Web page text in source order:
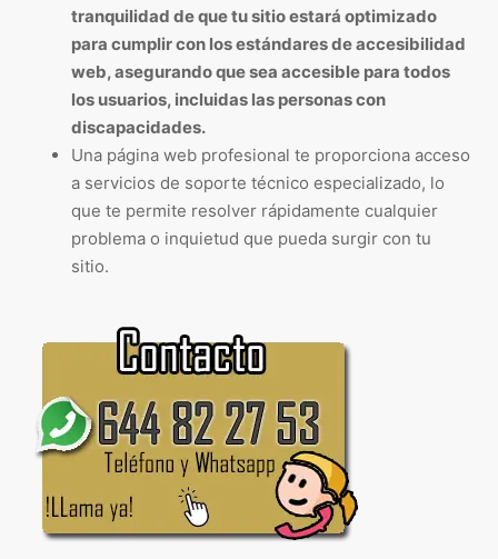
tranquilidad de que tu sitio estará optimizado
para cumplir con los estándares de accesibilidad
web, asegurando que sea accesible para todos
los usuarios, incluidas las personas con
discapacidades.
Una página web profesional te proporciona acceso
a servicios de soporte técnico especializado, lo
que te permite resolver rápidamente cualquier
problema o inquietud que pueda surgir con tu
sitio.